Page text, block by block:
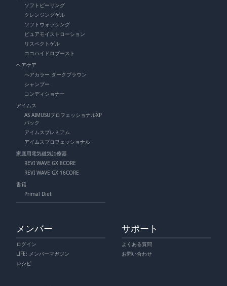
ソフトピーリング
クレンジングゲル
ソフトウォッシング
ピュアモイストローション
リスペクトゲル
ココハイドロブースト
ヘアケア
ヘアカラー ダークブラウン
シャンプー
コンディショナー
アイムス
AS AIMUSUプロフェッショナルXP
パック
アイムスプレミアム
アイムスプロフェッショナル
家庭用電気磁気治療器
REVI WAVE GX 8CORE
REVI WAVE GX 16CORE
書籍
Primal Diet
メンバー
ログイン
LIFE: メンバーマガジン
レシピ
サポート
よくある質問
お問い合わせ